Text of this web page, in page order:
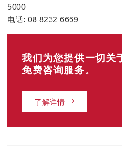
5000
电话: 08 8232 6669
我们为您提供一切关
免费咨询服务。
了解详情